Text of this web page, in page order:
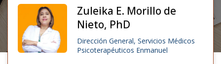
Zuleika E. Morillo de
Nieto, PhD
Dirección General, Servicios Médicos
Psicoterapéuticos Enmanuel